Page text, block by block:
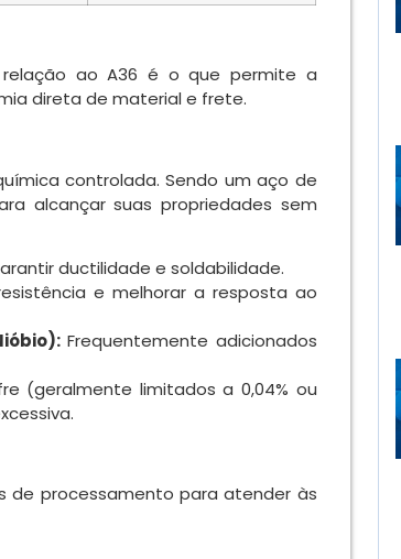
ao A36 é o que permite a
direta de material e frete.
controlada. Sendo um aço de
alcançar suas propriedades sem
ductilidade e soldabilidade.
e melhorar a resposta ao
Frequentemente adicionados
(geralmente limitados a 0,04% ou
.
de processamento para atender às